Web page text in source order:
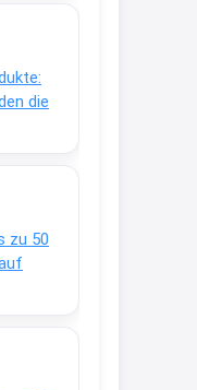
die
zu 50
coupons/...
/
/siehe